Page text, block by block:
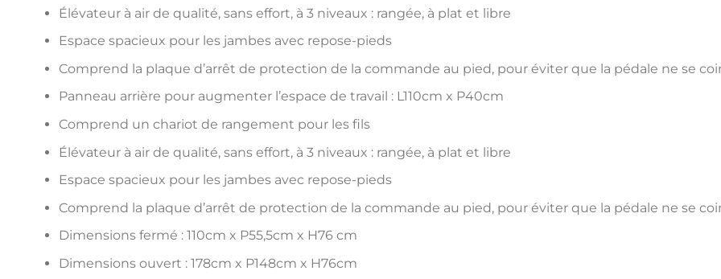
Élévateur à air de qualité, sans effort, à 3 niveaux : rangée, à plat et libre
Espace spacieux pour les jambes avec repose-pieds
Comprend la plaque d’arrêt de protection de la commande au pied, pour éviter que la pédale ne se
Panneau arrière pour augmenter l’espace de travail : L110cm x P40cm
Comprend un chariot de rangement pour les fils
Élévateur à air de qualité, sans effort, à 3 niveaux : rangée, à plat et libre
Espace spacieux pour les jambes avec repose-pieds
Comprend la plaque d’arrêt de protection de la commande au pied, pour éviter que la pédale ne se
Dimensions fermé : 110cm x P55,5cm x H76 cm
Dimensions ouvert : 178cm x P148cm x H76cm